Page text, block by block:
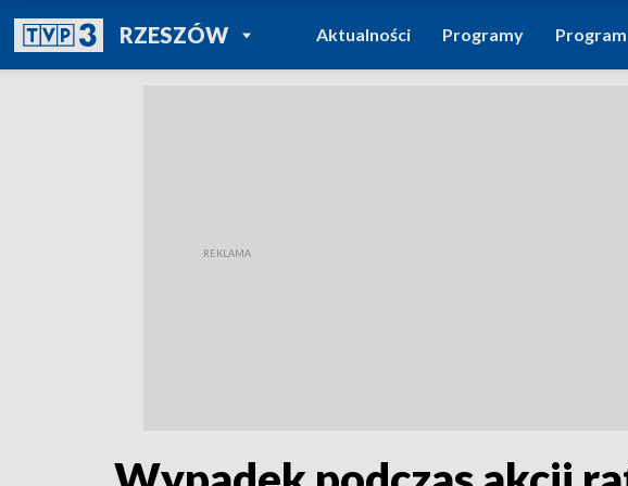
RZESZÓWPOWRÓT DO
TVP REGIONY
Aktualności Programy